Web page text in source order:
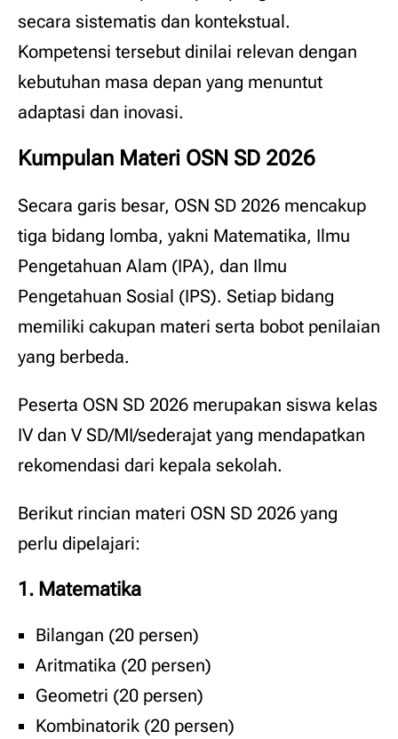
secara sistematis dan kontekstual.
Kompetensi tersebut dinilai relevan dengan
kebutuhan masa depan yang menuntut
adaptasi dan inovasi.
Kumpulan Materi OSN SD 2026
Secara garis besar, OSN SD 2026 mencakup
tiga bidang lomba, yakni Matematika, Ilmu
Pengetahuan Alam (IPA), dan Ilmu
Pengetahuan Sosial (IPS). Setiap bidang
memiliki cakupan materi serta bobot penilaian
yang berbeda.
Peserta OSN SD 2026 merupakan siswa kelas
IV dan V SD/MI/sederajat yang mendapatkan
rekomendasi dari kepala sekolah.
Berikut rincian materi OSN SD 2026 yang
perlu dipelajari:
1. Matematika
Bilangan (20 persen)
Aritmatika (20 persen)
Geometri (20 persen)
Kombinatorik (20 persen)